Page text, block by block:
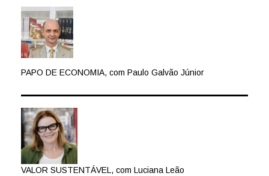
PAPO DE ECONOMIA, com Paulo Galvão Júnior
VALOR SUSTENTÁVEL, com Luciana Leão